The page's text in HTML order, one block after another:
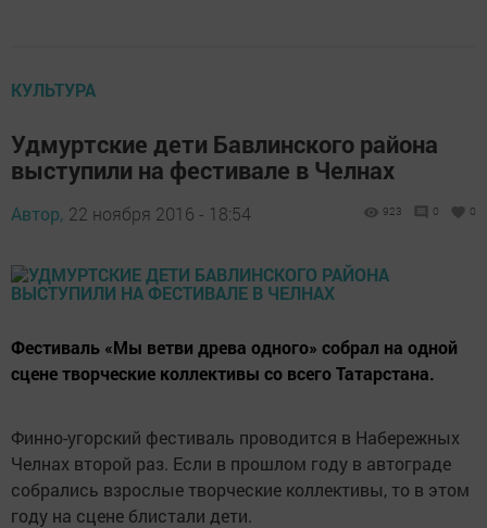
КУЛЬТУРА
Удмуртские дети Бавлинского района
выступили на фестивале в Челнах
Автор, 22 ноября 2016 - 18:54 923 0 0
Фестиваль «Мы ветви древа одного» собрал на одной
сцене творческие коллективы со всего Татарстана.
Финно-угорский фестиваль проводится в Набережных
Челнах второй раз. Если в прошлом году в автограде
собрались взрослые творческие коллективы, то в этом
году на сцене блистали дети.